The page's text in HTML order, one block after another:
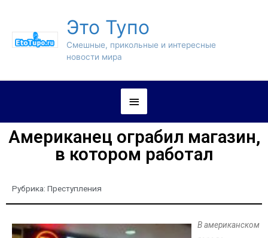
Это Тупо
Смешные, прикольные и интересные
новости мира
Американец ограбил магазин,
в котором работал
Рубрика: Преступления
В американском